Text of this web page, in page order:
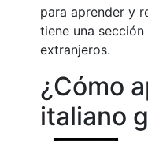
para aprender y
tiene una
extranjeros.
¿Cómo
italiano